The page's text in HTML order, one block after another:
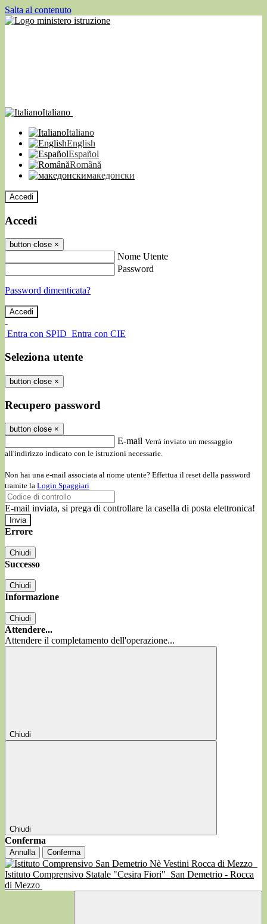
Salta al contenuto
Italiano
Italiano
English
Español
Română
македонски
Accedi
Accedi
button close ×
Nome Utente
Password
Password dimenticata?
-
Entra con SPID Entra con CIE
Seleziona utente
button close ×
Recupero password
button close ×
E-mail Verrà inviato un messaggio
all'indirizzo indicato con le istruzioni necessarie.
Non hai una e-mail associata al nome utente? Effettua il reset della password
tramite la Login Spaggiari
E-mail inviata, si prega di controllare la casella di posta elettronica!
Errore
Chiudi
Successo
Chiudi
Informazione
Chiudi
Attendere...
Attendere il completamento dell'operazione...
Chiudi
Chiudi
Conferma
Annulla Conferma
Istituto Comprensivo Statale "Cesira Fiori" San Demetrio - Rocca
di Mezzo